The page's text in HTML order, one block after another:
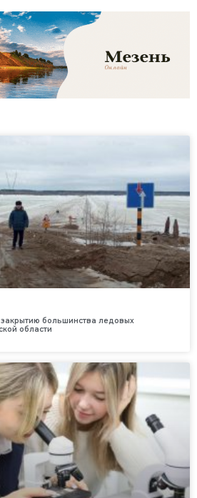
большинства ледовых
области